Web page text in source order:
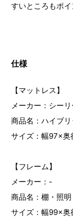
すいところもポイ
仕様
【マットレス】
メーカー：シー
商品名：ハイブ
サイズ：幅97×
【フレーム】
メーカー：-
商品名：棚・照
サイズ：幅99×